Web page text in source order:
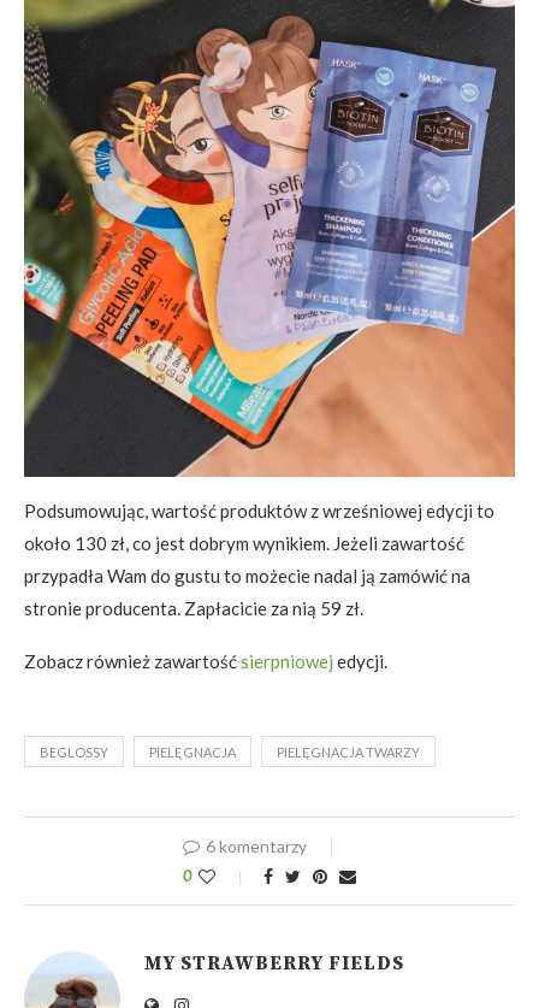
Podsumowując, wartość produktów z wrześniowej edycji to
około 130 zł, co jest dobrym wynikiem. Jeżeli zawartość
przypadła Wam do gustu to możecie nadal ją zamówić na
stronie producenta. Zapłacicie za nią 59 zł.
Zobacz również zawartośćsierpniowej edycji.
BEGLOSSY PIELĘGNACJA PIELĘGNACJA TWARZY
6 komentarzy
0
MY STRAWBERRY FIELDS